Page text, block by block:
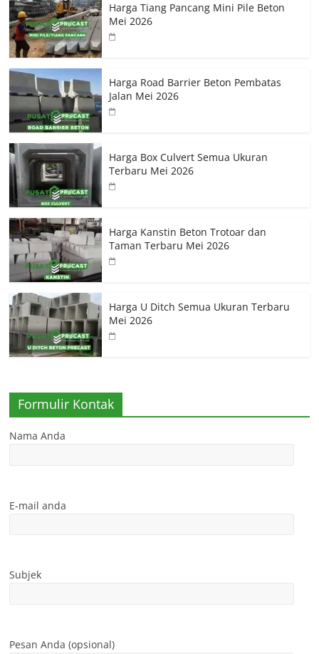
Harga Tiang Pancang Mini Pile Beton
Mei 2026
Harga Road Barrier Beton Pembatas
Jalan Mei 2026
Harga Box Culvert Semua Ukuran
Terbaru Mei 2026
Harga Kanstin Beton Trotoar dan
Taman Terbaru Mei 2026
Harga U Ditch Semua Ukuran Terbaru
Mei 2026
Formulir Kontak
Nama Anda
E-mail anda
Subjek
Pesan Anda (opsional)